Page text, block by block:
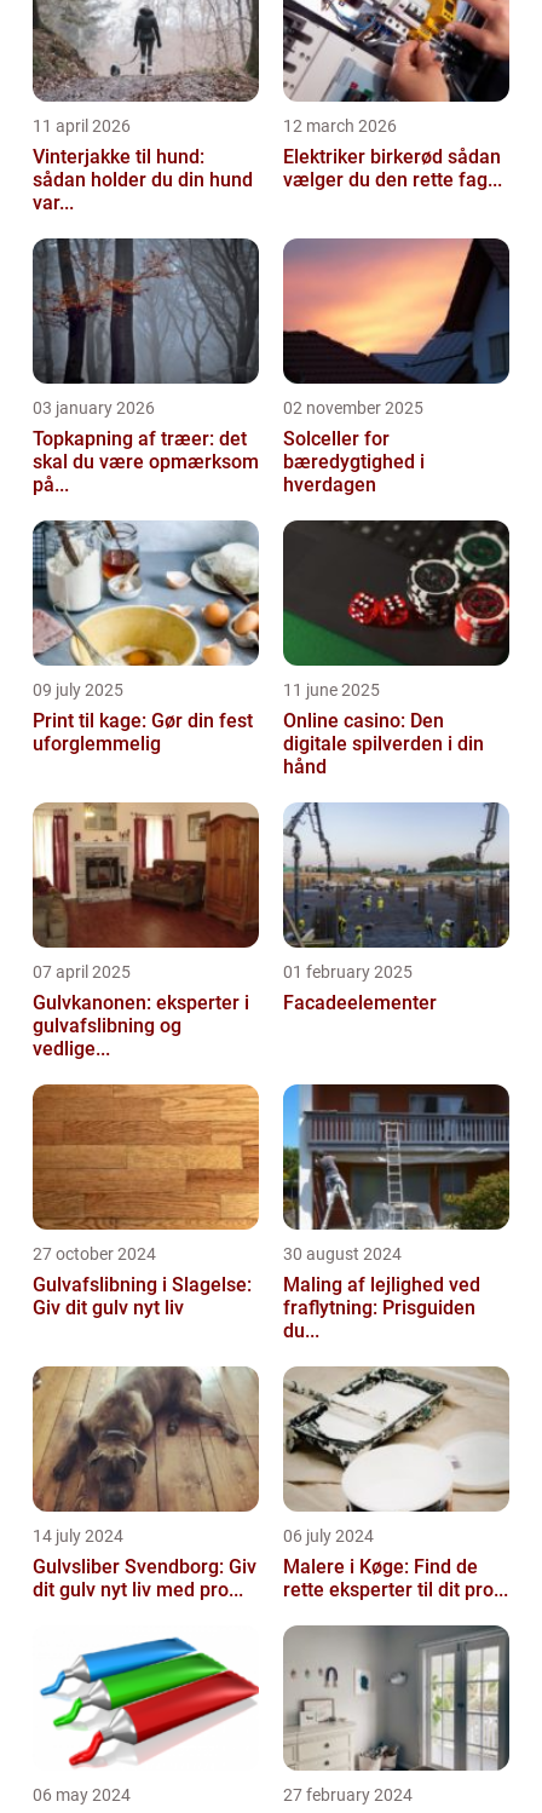
11 april 2026
Vinterjakke til hund:
sådan holder du din hund
var...
12 march 2026
Elektriker birkerød sådan
vælger du den rette fag...
03 january 2026
Topkapning af træer: det
skal du være opmærksom
på...
02 november 2025
Solceller for
bæredygtighed i
hverdagen
09 july 2025
Print til kage: Gør din fest
uforglemmelig
11 june 2025
Online casino: Den
digitale spilverden i din
hånd
07 april 2025
Gulvkanonen: eksperter i
gulvafslibning og
vedlige...
01 february 2025
Facadeelementer
27 october 2024
Gulvafslibning i Slagelse:
Giv dit gulv nyt liv
30 august 2024
Maling af lejlighed ved
fraflytning: Prisguiden
du...
14 july 2024
Gulvsliber Svendborg: Giv
dit gulv nyt liv med pro...
06 july 2024
Malere i Køge: Find de
rette eksperter til dit pro...
06 may 2024 27 february 2024